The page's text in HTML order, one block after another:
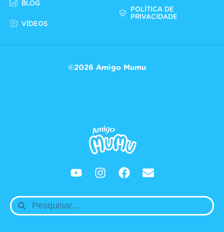
BLOG
VÍDEOS
POLÍTICA DE
PRIVACIDADE
©2026 Amigo Mumu